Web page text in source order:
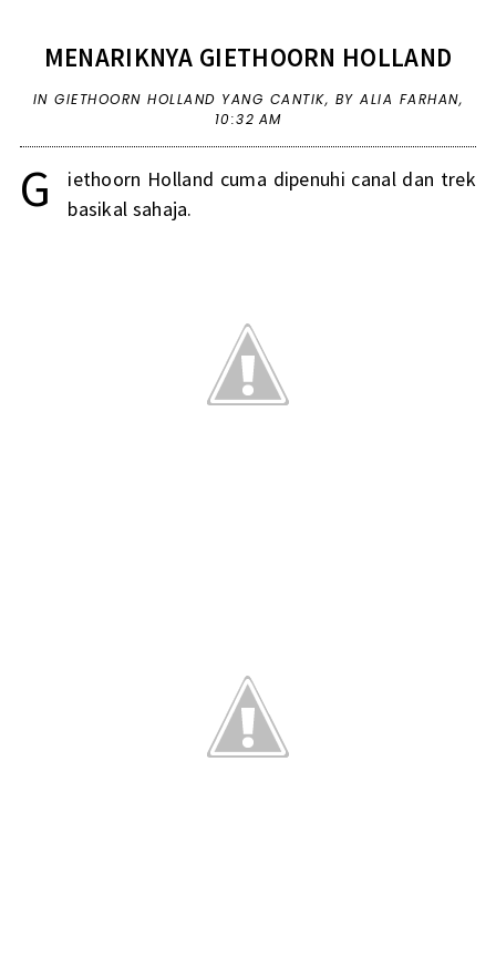
MENARIKNYA GIETHOORN HOLLAND
INGIETHOORN HOLLAND YANG CANTIK, BY ALIA FARHAN,
10:32 AM
G
iethoorn Holland cuma dipenuhi canal dan trek
basikal sahaja.